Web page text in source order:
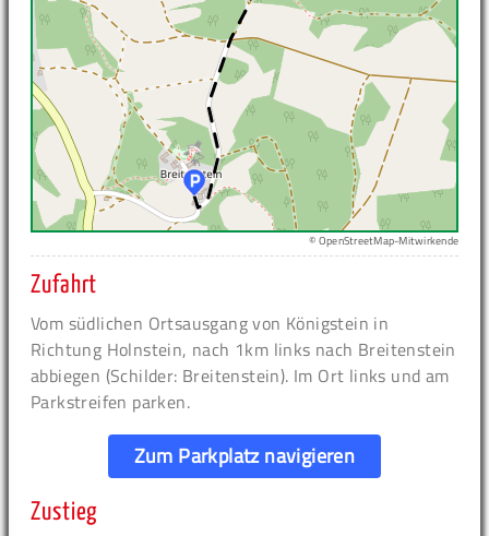
© OpenStreetMap-Mitwirkende
Zufahrt
Vom südlichen Ortsausgang von Königstein in
Richtung Holnstein, nach 1km links nach Breitenstein
abbiegen (Schilder: Breitenstein). Im Ort links und am
Parkstreifen parken.
Zum Parkplatz navigieren
Zustieg